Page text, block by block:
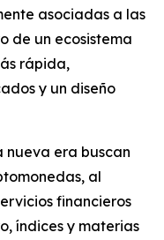
asociadas a las
de un ecosistema
rápida,
y un diseño
nueva era buscan
al
financieros
índices y materias